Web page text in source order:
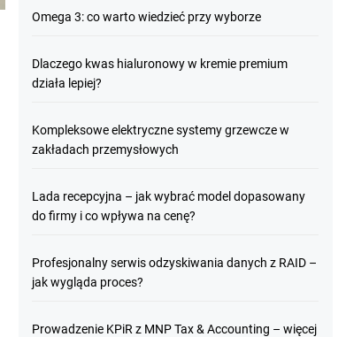
Omega 3: co warto wiedzieć przy wyborze
Dlaczego kwas hialuronowy w kremie premium
działa lepiej?
Kompleksowe elektryczne systemy grzewcze w
zakładach przemysłowych
Lada recepcyjna – jak wybrać model dopasowany
do firmy i co wpływa na cenę?
Profesjonalny serwis odzyskiwania danych z RAID –
jak wygląda proces?
Prowadzenie KPiR z MNP Tax & Accounting – więcej